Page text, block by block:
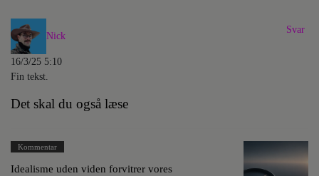
Nick
16/3/25 5:10
Fin tekst.
Svar
Det skal du også læse
Kommentar
Idealisme uden viden forvitrer vores